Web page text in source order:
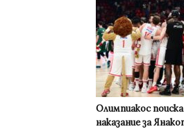
Олимпиакос
наказание за